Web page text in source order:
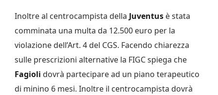
Inoltre al centrocampista della Juventus è stata
comminata una multa da 12.500 euro per la
violazione dell’Art. 4 del CGS. Facendo chiarezza
sulle prescrizioni alternative la FIGC spiega che
Fagioli dovrà partecipare ad un piano terapeutico
di minino 6 mesi. Inoltre il centrocampista dovrà